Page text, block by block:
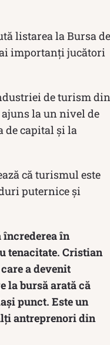
listarea la Bursa de
importanți jucători
de turism din
la un nivel de
de capital și la
că turismul este
puternice și
încrederea în
tenacitate. Cristian
a devenit
la bursă arată că
punct. Este un
antreprenori din